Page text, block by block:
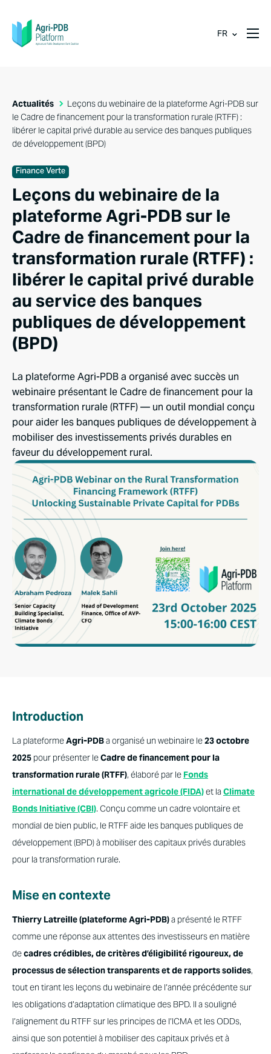
FR
Actualités
Leçons du webinaire de la plateforme Agri-PDB sur
le Cadre de financement pour la transformation rurale (RTFF) :
libérer le capital privé durable au service des banques publiques
de développement (BPD)
Finance Verte
Leçons du webinaire de la
plateforme Agri-PDB sur le
Cadre de financement pour la
transformation rurale (RTFF) :
libérer le capital privé durable
au service des banques
publiques de développement
(BPD)
La plateforme Agri-PDB a organisé avec succès un
webinaire présentant le Cadre de financement pour la
transformation rurale (RTFF) — un outil mondial conçu
pour aider les banques publiques de développement à
mobiliser des investissements privés durables en
faveur du développement rural.
Introduction
La plateformeAgri-PDBa organisé un webinaire le23 octobre
2025 pour présenter leCadre de financement pour la
transformation rurale (RTFF), élaboré par le Fonds
international de développement agricole (FIDA)et laClimate
Bonds Initiative (CBI). Conçu comme un cadre volontaire et
mondial de bien public, le RTFF aide les banques publiques de
développement (BPD) à mobiliser des capitaux privés durables
pour latransformation rurale.
Mise en contexte
Thierry Latreille (plateforme Agri-PDB)a présenté le RTFF
comme une réponse aux attentes des investisseurs en matière
decadres crédibles, de critères d’éligibilité rigoureux, de
processus de sélection transparents et de rapports solides,
tout en tirant les leçons du webinaire de l’année précédente sur
les obligations d’adaptation climatique des BPD. Il a souligné
l’alignement du RTFF sur les principes de l’ICMA et les ODDs,
ainsi que son potentiel à mobiliser des capitaux privés et à